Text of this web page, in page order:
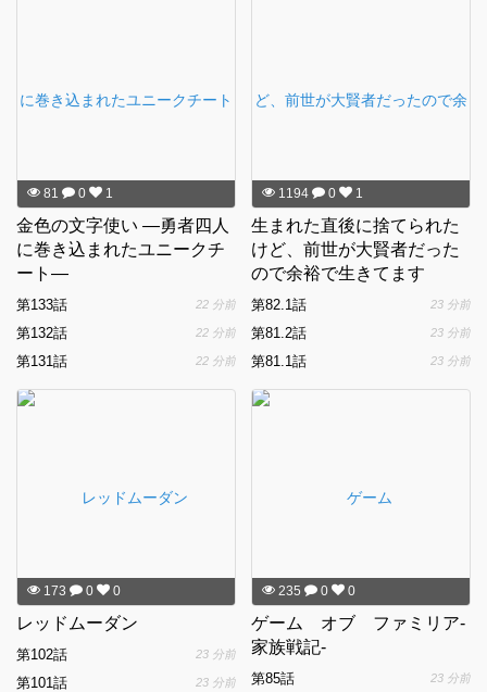
81 0 1
金色の文字使い ―勇者四人
に巻き込まれたユニークチ
ート―
第133話 22 分前
第132話 22 分前
第131話 22 分前
1194 0 1
生まれた直後に捨てられた
けど、前世が大賢者だった
ので余裕で生きてます
第82.1話 23 分前
第81.2話 23 分前
第81.1話 23 分前
173 0 0
レッドムーダン
第102話 23 分前
第101話 23 分前
235 0 0
ゲーム オブ ファミリア-
家族戦記-
第85話 23 分前